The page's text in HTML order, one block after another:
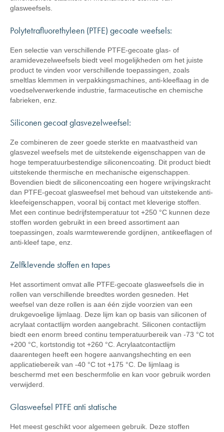
glasweefsels.
Polytetrafluorethyleen (PTFE) gecoate weefsels:
Een selectie van verschillende PTFE-gecoate glas- of
aramidevezelweefsels biedt veel mogelijkheden om het juiste
product te vinden voor verschillende toepassingen, zoals
smeltlas klemmen in verpakkingsmachines, anti-kleeflaag in de
voedselverwerkende industrie, farmaceutische en chemische
fabrieken, enz.
Siliconen gecoat glasvezelweefsel:
Ze combineren de zeer goede sterkte en maatvastheid van
glasvezel weefsels met de uitstekende eigenschappen van de
hoge temperatuurbestendige siliconencoating. Dit product biedt
uitstekende thermische en mechanische eigenschappen.
Bovendien biedt de siliconencoating een hogere wrijvingskracht
dan PTFE-gecoat glasweefsel met behoud van uitstekende anti-
kleefeigenschappen, vooral bij contact met kleverige stoffen.
Met een continue bedrijfstemperatuur tot +250 °C kunnen deze
stoffen worden gebruikt in een breed assortiment aan
toepassingen, zoals warmtewerende gordijnen, antikeeflagen of
anti-kleef tape, enz.
Zelfklevende stoffen en tapes
Het assortiment omvat alle PTFE-gecoate glasweefsels die in
rollen van verschillende breedtes worden gesneden. Het
weefsel van deze rollen is aan één zijde voorzien van een
drukgevoelige lijmlaag. Deze lijm kan op basis van siliconen of
acrylaat contactlijm worden aangebracht. Siliconen contactlijm
biedt een enorm breed continu temperatuurbereik van -73 °C tot
+200 °C, kortstondig tot +260 °C. Acrylaatcontactlijm
daarentegen heeft een hogere aanvangshechting en een
applicatiebereik van -40 °C tot +175 °C. De lijmlaag is
beschermd met een beschermfolie en kan voor gebruik worden
verwijderd.
Glasweefsel PTFE anti statische
Het meest geschikt voor algemeen gebruik. Deze stoffen